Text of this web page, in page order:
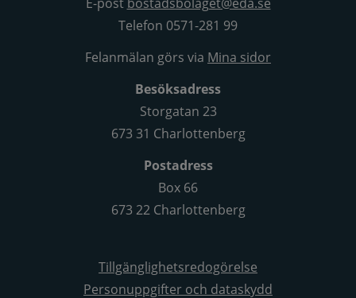
Telefon 0571-281 99
Felanmälan görs via Mina sidor
Besöksadress
Storgatan 23
673 31 Charlottenberg
Postadress
Box 66
673 22 Charlottenberg
Tillgänglighetsredogörelse
Personuppgifter och dataskydd